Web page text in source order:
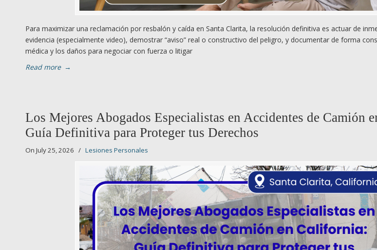
Para maximizar una reclamación por resbalón y caída en Santa Clarita, la resolución definitiva es actuar de
evidencia (especialmente video), demostrar “aviso” real o constructivo del peligro, y documentar de forma
médica y los daños para negociar con fuerza o litigar
Read more →
Los Mejores Abogados Especialistas en Accidentes de Camión
Guía Definitiva para Proteger tus Derechos
On July 25, 2026 / Lesiones Personales